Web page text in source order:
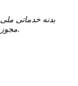
بدنه خدماتی
مجوز فعالیت 31438 در کشور ایران فعال می‌باشد.